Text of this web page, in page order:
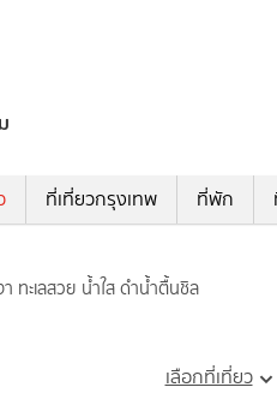
ที่เที่ยวกรุงเทพ ที่พัก
ทะเลสวย น้ำใส ดำน้ำตื้นชิล
เลือกที่เที่ยว